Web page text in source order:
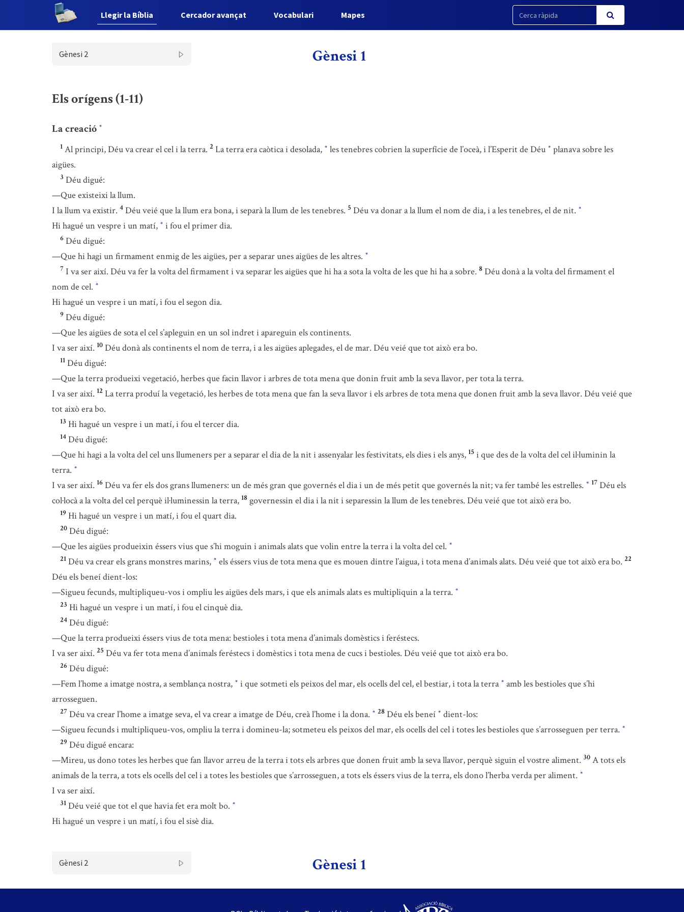
Llegir la Bíblia Cercador avançat Vocabulari Mapes
Gènesi 2 Gènesi 1
Els orígens (1-11)
La creació *
1 Al principi, Déu va crear el cel i la terra. 2 La terra era caòtica i desolada, * les tenebres cobrien la superfície de l’oceà, i l’Esperit de Déu * planava sobre les
aigües.
3 Déu digué:
—Que existeixi la llum.
I la llum va existir. 4 Déu veié que la llum era bona, i separà la llum de les tenebres. 5 Déu va donar a la llum el nom de dia, i a les tenebres, el de nit. *
Hi hagué un vespre i un matí, * i fou el primer dia.
6 Déu digué:
—Que hi hagi un firmament enmig de les aigües, per a separar unes aigües de les altres. *
7 I va ser així. Déu va fer la volta del firmament i va separar les aigües que hi ha a sota la volta de les que hi ha a sobre. 8 Déu donà a la volta del firmament el
nom de cel. *
Hi hagué un vespre i un matí, i fou el segon dia.
9 Déu digué:
—Que les aigües de sota el cel s’apleguin en un sol indret i apareguin els continents.
I va ser així. 10 Déu donà als continents el nom de terra, i a les aigües aplegades, el de mar. Déu veié que tot això era bo.
11 Déu digué:
—Que la terra produeixi vegetació, herbes que facin llavor i arbres de tota mena que donin fruit amb la seva llavor, per tota la terra.
I va ser així. 12 La terra produí la vegetació, les herbes de tota mena que fan la seva llavor i els arbres de tota mena que donen fruit amb la seva llavor. Déu veié que
tot això era bo.
13 Hi hagué un vespre i un matí, i fou el tercer dia.
14 Déu digué:
—Que hi hagi a la volta del cel uns llumeners per a separar el dia de la nit i assenyalar les festivitats, els dies i els anys, 15 i que des de la volta del cel il·luminin la
terra. *
I va ser així. 16 Déu va fer els dos grans llumeners: un de més gran que governés el dia i un de més petit que governés la nit; va fer també les estrelles. * 17 Déu els
col·locà a la volta del cel perquè il·luminessin la terra, 18 governessin el dia i la nit i separessin la llum de les tenebres. Déu veié que tot això era bo.
19 Hi hagué un vespre i un matí, i fou el quart dia.
20 Déu digué:
—Que les aigües produeixin éssers vius que s’hi moguin i animals alats que volin entre la terra i la volta del cel. *
21 Déu va crear els grans monstres marins, * els éssers vius de tota mena que es mouen dintre l’aigua, i tota mena d’animals alats. Déu veié que tot això era bo. 22
Déu els beneí dient-los:
—Sigueu fecunds, multipliqueu-vos i ompliu les aigües dels mars, i que els animals alats es multipliquin a la terra. *
23 Hi hagué un vespre i un matí, i fou el cinquè dia.
24 Déu digué:
—Que la terra produeixi éssers vius de tota mena: bestioles i tota mena d’animals domèstics i feréstecs.
I va ser així. 25 Déu va fer tota mena d’animals feréstecs i domèstics i tota mena de cucs i bestioles. Déu veié que tot això era bo.
26 Déu digué:
—Fem l’home a imatge nostra, a semblança nostra, * i que sotmeti els peixos del mar, els ocells del cel, el bestiar, i tota la terra * amb les bestioles que s’hi
arrosseguen.
27 Déu va crear l’home a imatge seva, el va crear a imatge de Déu, creà l’home i la dona. * 28 Déu els beneí * dient-los:
—Sigueu fecunds i multipliqueu-vos, ompliu la terra i domineu-la; sotmeteu els peixos del mar, els ocells del cel i totes les bestioles que s’arrosseguen per terra. *
29 Déu digué encara:
—Mireu, us dono totes les herbes que fan llavor arreu de la terra i tots els arbres que donen fruit amb la seva llavor, perquè siguin el vostre aliment. 30 A tots els
animals de la terra, a tots els ocells del cel i a totes les bestioles que s’arrosseguen, a tots els éssers vius de la terra, els dono l’herba verda per aliment. *
I va ser així.
31 Déu veié que tot el que havia fet era molt bo. *
Hi hagué un vespre i un matí, i fou el sisè dia.
Gènesi 2 Gènesi 1